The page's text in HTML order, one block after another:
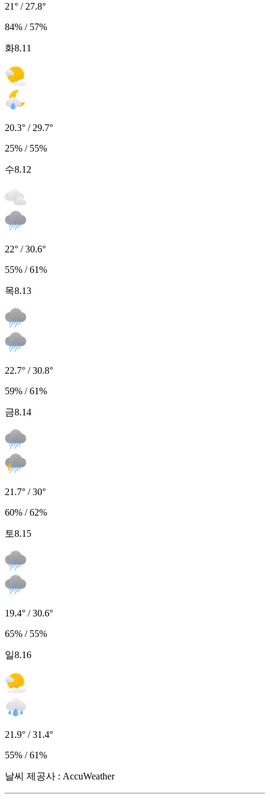
21° / 27.8°
84% / 57%
화8.11
20.3° / 29.7°
25% / 55%
수8.12
22° / 30.6°
55% / 61%
목8.13
22.7° / 30.8°
59% / 61%
금8.14
21.7° / 30°
60% / 62%
토8.15
19.4° / 30.6°
65% / 55%
일8.16
21.9° / 31.4°
55% / 61%
날씨 제공사 : AccuWeather